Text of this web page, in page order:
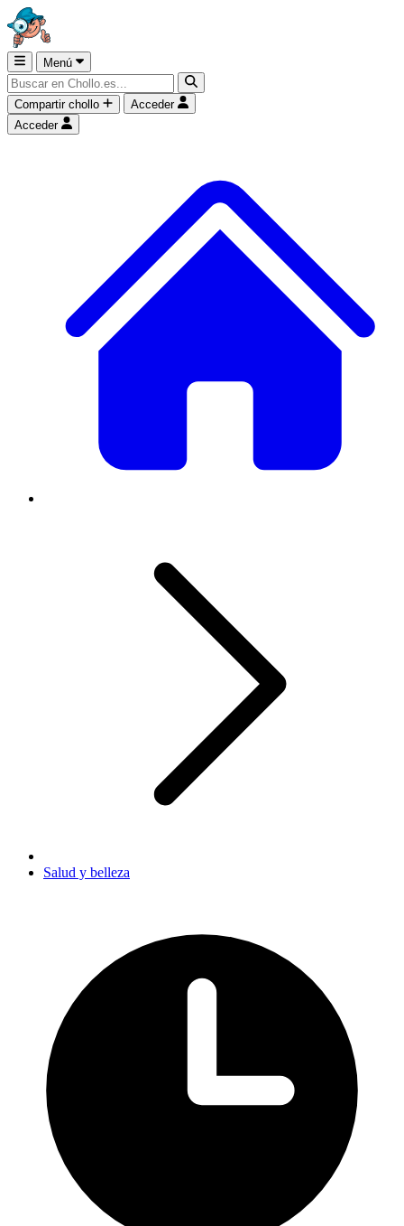
Menú
Compartir chollo
Acceder
Acceder
Salud y belleza